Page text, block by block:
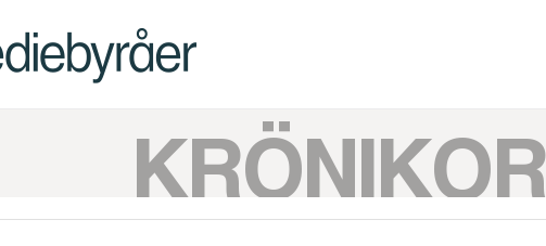
KRÖNIKOR